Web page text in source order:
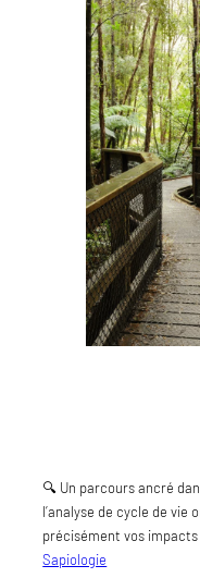
🔍 Un parcours ancré
l’analyse de cycle de
précisément vos
Sapiologie